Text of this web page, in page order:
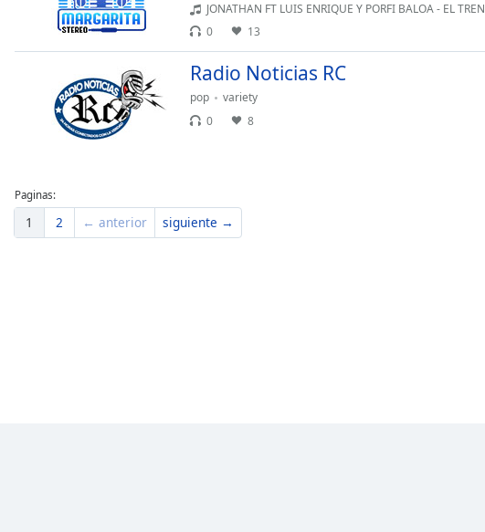
JONATHAN FT LUIS ENRIQUE Y PORFI BALOA - EL TREN
0
13
Radio Noticias RC
pop
variety
0
8
Paginas:
1 2 ← anterior siguiente →